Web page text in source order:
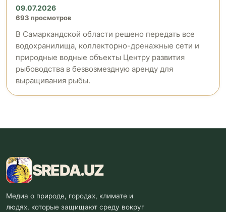
09.07.2026
693 просмотров
В Самаркандской области решено передать все
водохранилища, коллекторно-дренажные сети и
природные водные объекты Центру развития
рыбоводства в безвозмездную аренду для
выращивания рыбы.
SREDA.UZ
Медиа о природе, городах, климате и
людях, которые защищают среду вокруг